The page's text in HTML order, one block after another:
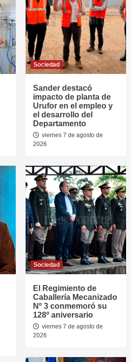
Sociedad
Sander destacó
impacto de planta de
Urufor en el empleo y
el desarrollo del
Departamento
viernes 7 de agosto de
2026
Sociedad
El Regimiento de
Caballería Mecanizado
Nº 3 conmemoró su
128º aniversario
viernes 7 de agosto de
2026